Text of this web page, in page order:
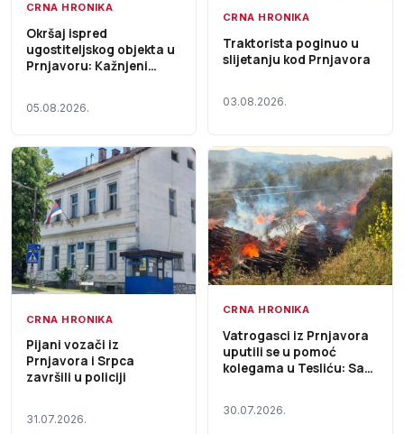
CRNA HRONIKA
Okršaj ispred
ugostiteljskog objekta u
Prnjavoru: Kažnjeni
05.08.2026.
CRNA HRONIKA
Traktorista poginuo u
slijetanju kod Prnjavora
03.08.2026.
CRNA HRONIKA
Pijani vozači iz
Prnjavora i Srpca
završili u policiji
31.07.2026.
CRNA HRONIKA
Vatrogasci iz Prnjavora
uputili se u pomoć
kolegama u Tesliću: Sa
gašenju velikog požara
30.07.2026.